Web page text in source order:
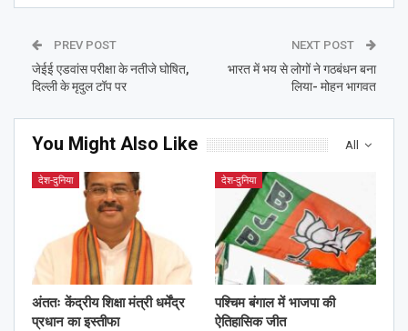
PREV POST
जेईई एडवांस परीक्षा के नतीजे घोषित,
दिल्ली के मृदुल टॉप पर
NEXT POST
भारत में भय से लोगों ने गठबंधन बना
लिया- मोहन भागवत
All
You Might Also Like
देश-दुनिया
अंततः केंद्रीय शिक्षा मंत्री धर्मेंद्र
प्रधान का इस्तीफा
देश-दुनिया
पश्चिम बंगाल में भाजपा की
ऐतिहासिक जीत